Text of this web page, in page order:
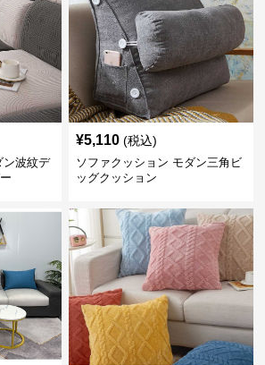
ン波紋デ
¥5,110 (税込)
ソファクッション モダン三角ビ
ッグクッション